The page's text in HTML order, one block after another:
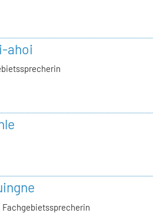
ahoi
Fachgebietssprecherin